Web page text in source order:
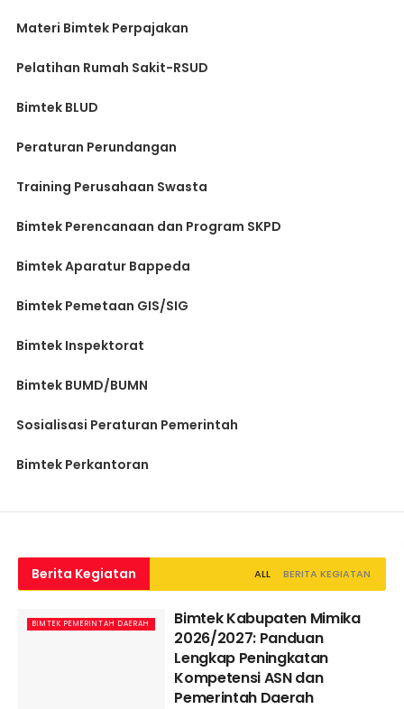
Materi Bimtek Perpajakan
Pelatihan Rumah Sakit-RSUD
Bimtek BLUD
Peraturan Perundangan
Training Perusahaan Swasta
Bimtek Perencanaan dan Program SKPD
Bimtek Aparatur Bappeda
Bimtek Pemetaan GIS/SIG
Bimtek Inspektorat
Bimtek BUMD/BUMN
Sosialisasi Peraturan Pemerintah
Bimtek Perkantoran
Berita Kegiatan ALL BERITA KEGIATAN
BIMTEK PEMERINTAH DAERAH
Bimtek Kabupaten Mimika
2026/2027: Panduan
Lengkap Peningkatan
Kompetensi ASN dan
Pemerintah Daerah